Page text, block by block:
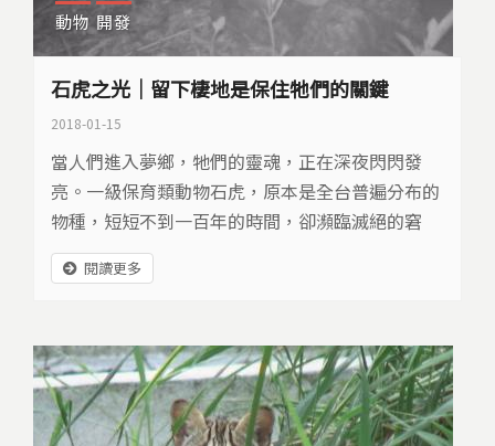
動物 開發
石虎之光｜留下棲地是保住牠們的關鍵
2018-01-15
當人們進入夢鄉，牠們的靈魂，正在深夜閃閃發
亮。一級保育類動物石虎，原本是全台普遍分布的
物種，短短不到一百年的時間，卻瀕臨滅絕的窘
境。留下棲地是保住牠們的關鍵，越來越少的石
虎，遇上越來越多的開發，漆黑中，需要光。 黃澄
收割，一把一把將稻穗放進打穀機，腳踩轆轤，旋
轉稻穗，金黃色的穀粒串連著石虎的希望與社區的
未來。
閱讀更多